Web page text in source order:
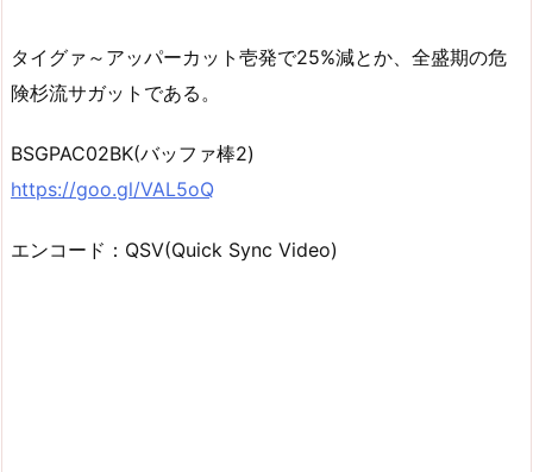
タイグァ～アッパーカット壱発で25%減とか、全盛期の危
険杉流サガットである。
BSGPAC02BK(バッファ棒2)
https://goo.gl/VAL5oQ
エンコード：QSV(Quick Sync Video)